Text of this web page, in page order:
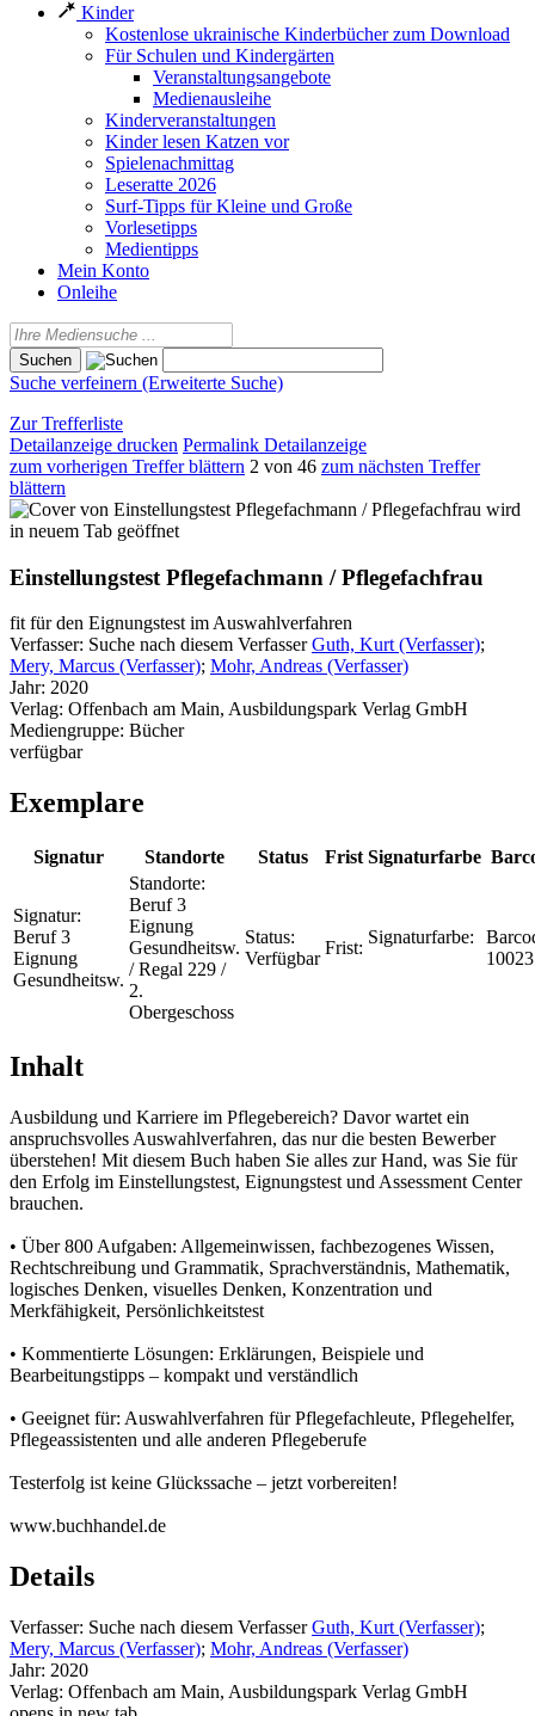
Kinder
Kostenlose ukrainische Kinderbücher zum Download
Für Schulen und Kindergärten
Veranstaltungsangebote
Medienausleihe
Kinderveranstaltungen
Kinder lesen Katzen vor
Spielenachmittag
Leseratte 2026
Surf-Tipps für Kleine und Große
Vorlesetipps
Medientipps
Mein Konto
Onleihe
Suche verfeinern (Erweiterte Suche)
Zur Trefferliste
Detailanzeige drucken Permalink Detailanzeige
zum vorherigen Treffer blättern 2 von 46 zum nächsten Treffer
blättern
wird
in neuem Tab geöffnet
Einstellungstest Pflegefachmann / Pflegefachfrau
fit für den Eignungstest im Auswahlverfahren
Verfasser: Suche nach diesem Verfasser Guth, Kurt (Verfasser);
Mery, Marcus (Verfasser); Mohr, Andreas (Verfasser)
Jahr: 2020
Verlag: Offenbach am Main, Ausbildungspark Verlag GmbH
Mediengruppe: Bücher
verfügbar
Exemplare
Signatur Standorte Status Frist Signaturfarbe
Signatur:
Beruf 3
Eignung
Gesundheitsw.
Standorte:
Beruf 3
Eignung
Gesundheitsw.
/ Regal 229 /
2.
Obergeschoss
Status:
Verfügbar
Frist:
Signaturfarbe:
Inhalt
Ausbildung und Karriere im Pflegebereich? Davor wartet ein
anspruchsvolles Auswahlverfahren, das nur die besten Bewerber
überstehen! Mit diesem Buch haben Sie alles zur Hand, was Sie für
den Erfolg im Einstellungstest, Eignungstest und Assessment Center
brauchen.
• Über 800 Aufgaben: Allgemeinwissen, fachbezogenes Wissen,
Rechtschreibung und Grammatik, Sprachverständnis, Mathematik,
logisches Denken, visuelles Denken, Konzentration und
Merkfähigkeit, Persönlichkeitstest
• Kommentierte Lösungen: Erklärungen, Beispiele und
Bearbeitungstipps – kompakt und verständlich
• Geeignet für: Auswahlverfahren für Pflegefachleute, Pflegehelfer,
Pflegeassistenten und alle anderen Pflegeberufe
Testerfolg ist keine Glückssache – jetzt vorbereiten!
www.buchhandel.de
Details
Verfasser: Suche nach diesem Verfasser Guth, Kurt (Verfasser);
Mery, Marcus (Verfasser); Mohr, Andreas (Verfasser)
Jahr: 2020
Verlag: Offenbach am Main, Ausbildungspark Verlag GmbH